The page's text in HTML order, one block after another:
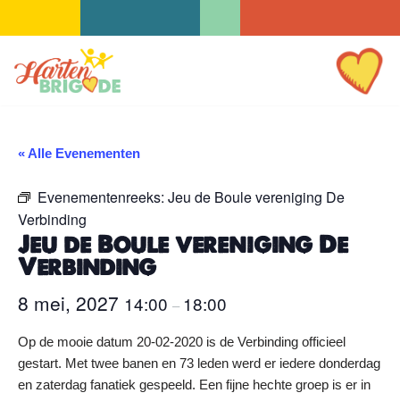
Ga
inhoud
« Alle Evenementen
Evenementenreeks: Jeu de Boule vereniging De
Verbinding
Jeu de Boule vereniging De
Verbinding
8 mei, 2027 14:00 – 18:00
Op de mooie datum 20-02-2020 is de Verbinding officieel
gestart. Met twee banen en 73 leden werd er iedere donderdag
en zaterdag fanatiek gespeeld. Een fijne hechte groep is er in